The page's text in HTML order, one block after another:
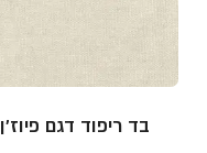
בד ריפוד דגם פיוז'ן